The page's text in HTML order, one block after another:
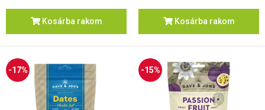
Kosárba rakom Kosárba rakom
-17% -15%